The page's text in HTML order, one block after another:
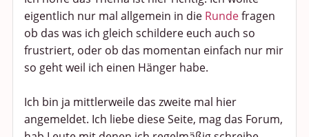
Treffen und Stammtische
Ü100 Party - Fanecke
Gesundheit & Wellness
Sport & Freizeit
eigentlich nur mal allgemein in die Rundefragen
ob das was ich gleich schildere euch auch so
frustriert, oder ob das momentan einfach nur mir
so geht weil ich einen Hänger habe.
Ich bin ja mittlerweile das zweite mal hier
angemeldet. Ich liebe diese Seite, mag das Forum,